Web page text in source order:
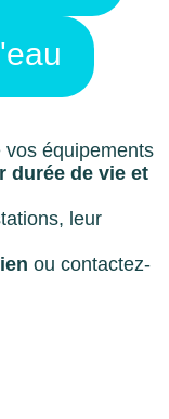
vos équipements
durée de vie et
leur
ou contactez-